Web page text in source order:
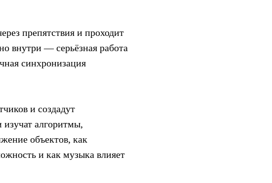
препятствия и проходит
внутри — серьёзная работа
синхронизация
и создадут
алгоритмы,
объектов, как
и как музыка влияет